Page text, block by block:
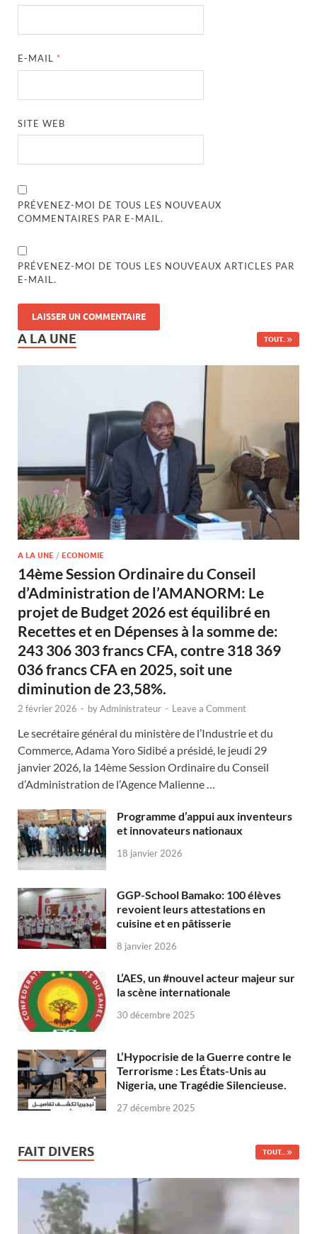
E-MAIL *
SITE WEB
PRÉVENEZ-MOI DE TOUS LES NOUVEAUX
COMMENTAIRES PAR E-MAIL.
PRÉVENEZ-MOI DE TOUS LES NOUVEAUX ARTICLES PAR
E-MAIL.
A LA UNE TOUT..
A LA UNE / ECONOMIE
14ème Session Ordinaire du Conseil
d’Administration de l’AMANORM: Le
projet de Budget 2026 est équilibré en
Recettes et en Dépenses à la somme de:
243 306 303 francs CFA, contre 318 369
036 francs CFA en 2025, soit une
diminution de 23,58%.
2 février 2026 - byAdministrateur - Leave a Comment
Le secrétaire général du ministère de l’Industrie et du
Commerce, Adama Yoro Sidibé a présidé, le jeudi 29
janvier 2026, la 14ème Session Ordinaire du Conseil
d’Administration de l’Agence Malienne …
Programme d’appui aux inventeurs
et innovateurs nationaux
18 janvier 2026
GGP-School Bamako: 100 élèves
revoient leurs attestations en
cuisine et en pâtisserie
8 janvier 2026
L’AES, un #nouvel acteur majeur sur
la scène internationale
30 décembre 2025
L’Hypocrisie de la Guerre contre le
Terrorisme : Les États-Unis au
Nigeria, une Tragédie Silencieuse.
27 décembre 2025
FAIT DIVERS TOUT...